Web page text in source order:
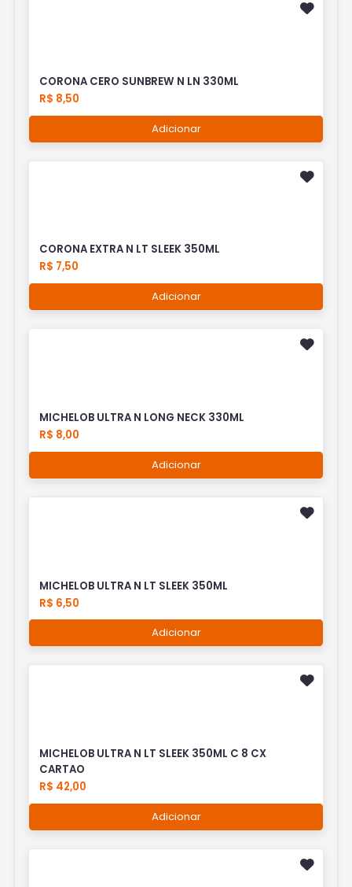
CORONA CERO SUNBREW N LN 330ML
R$ 8,50
Adicionar
CORONA EXTRA N LT SLEEK 350ML
R$ 7,50
Adicionar
MICHELOB ULTRA N LONG NECK 330ML
R$ 8,00
Adicionar
MICHELOB ULTRA N LT SLEEK 350ML
R$ 6,50
Adicionar
MICHELOB ULTRA N LT SLEEK 350ML C 8 CX
CARTAO
R$ 42,00
Adicionar